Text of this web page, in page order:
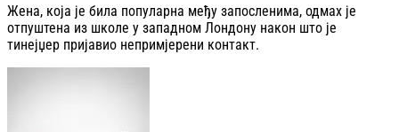
Жена, која је била популарна међу запосленима, одмах је
отпуштена из школе у западном Лондону након што је
тинејџер пријавио непримјерени контакт.